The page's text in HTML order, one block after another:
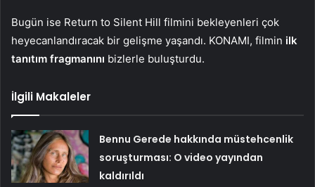
Bugün ise Return to Silent Hill filmini bekleyenleri çok
heyecanlandıracak bir gelişme yaşandı. KONAMI, filmin ilk
tanıtım fragmanını bizlerle buluşturdu.
İlgili Makaleler
Bennu Gerede hakkında müstehcenlik
soruşturması: O video yayından
kaldırıldı